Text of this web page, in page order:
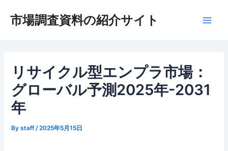
市場調査資料の紹介サイト
リサイクル型エンプラ市場：
グローバル予測2025年-2031
年
Bystaff /2025年5月15日